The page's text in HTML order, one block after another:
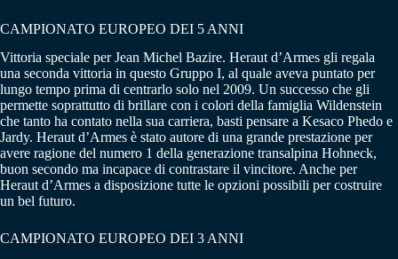
CAMPIONATO EUROPEO DEI 5 ANNI
Vittoria speciale per Jean Michel Bazire. Heraut d’Armes gli regala
una seconda vittoria in questo Gruppo I, al quale aveva puntato per
lungo tempo prima di centrarlo solo nel 2009. Un successo che gli
permette soprattutto di brillare con i colori della famiglia Wildenstein
che tanto ha contato nella sua carriera, basti pensare a Kesaco Phedo e
Jardy. Heraut d’Armes è stato autore di una grande prestazione per
avere ragione del numero 1 della generazione transalpina Hohneck,
buon secondo ma incapace di contrastare il vincitore. Anche per
Heraut d’Armes a disposizione tutte le opzioni possibili per costruire
un bel futuro.
CAMPIONATO EUROPEO DEI 3 ANNI